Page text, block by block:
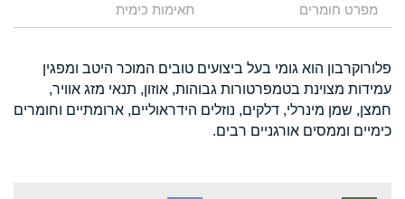
מפרט חומרים תאימות כימית
פלורוקרבון הוא גומי בעל ביצועים טובים המוכר היטב ומפגין
עמידות מצוינת בטמפרטורות גבוהות, אוזון, תנאי מזג אוויר,
חמצן, שמן מינרלי, דלקים, נוזלים הידראוליים, ארומתיים וחומרים
כימיים וממסים אורגניים רבים.